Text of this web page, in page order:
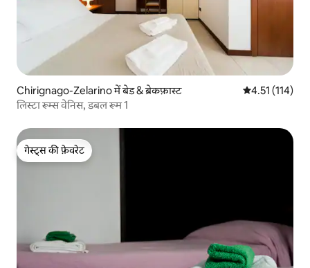
Chirignago-Zelarino में बेड & ब्रेकफ़ास्ट औसत रेटिंग 5 में से
4.51 (114)
लिस्टा रूम्स वेनिस, डबल रूम 1
गेस्ट्स की फ़ेवरेट
गेस्ट्स की फ़ेवरेट